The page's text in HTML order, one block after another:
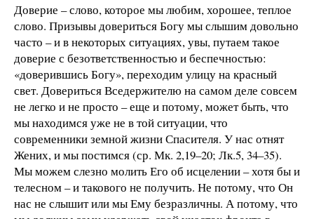
Доверие – слово, которое мы любим, хорошее, теплое
слово. Призывы довериться Богу мы слышим довольно
часто – и в некоторых ситуациях, увы, путаем такое
доверие с безответственностью и беспечностью:
«доверившись Богу», переходим улицу на красный
свет. Довериться Вседержителю на самом деле совсем
не легко и не просто – еще и потому, может быть, что
мы находимся уже не в той ситуации, что
современники земной жизни Спасителя. У нас отнят
Жених, и мы постимся (ср. Мк. 2,19–20; Лк.5, 34–35).
Мы можем слезно молить Его об исцелении – хотя бы и
телесном – и такового не получить. Не потому, что Он
нас не слышит или мы Ему безразличны. А потому, что